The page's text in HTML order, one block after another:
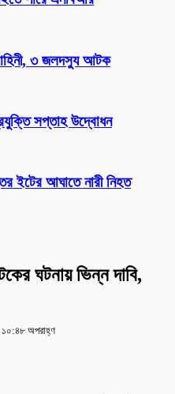
৩ জলদস্যু আটক
সপ্তাহ উদ্বোধন
ইটের আঘাতে নারী নিহত
ঘটনায় ভিন্ন দাবি,
১০:৪৮ অপরাহ্ণ